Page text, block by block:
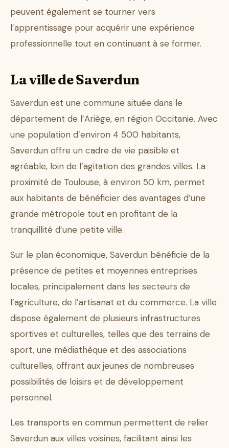
peuvent également se tourner vers
l’apprentissage pour acquérir une expérience
professionnelle tout en continuant à se former.
La ville de Saverdun
Saverdun est une commune située dans le
département de l’Ariège, en région Occitanie. Avec
une population d’environ 4 500 habitants,
Saverdun offre un cadre de vie paisible et
agréable, loin de l’agitation des grandes villes. La
proximité de Toulouse, à environ 50 km, permet
aux habitants de bénéficier des avantages d’une
grande métropole tout en profitant de la
tranquillité d’une petite ville.
Sur le plan économique, Saverdun bénéficie de la
présence de petites et moyennes entreprises
locales, principalement dans les secteurs de
l’agriculture, de l’artisanat et du commerce. La ville
dispose également de plusieurs infrastructures
sportives et culturelles, telles que des terrains de
sport, une médiathèque et des associations
culturelles, offrant aux jeunes de nombreuses
possibilités de loisirs et de développement
personnel.
Les transports en commun permettent de relier
Saverdun aux villes voisines, facilitant ainsi les